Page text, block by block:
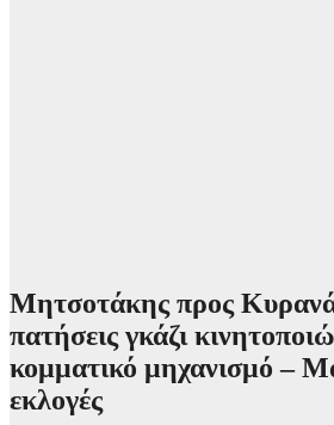
Μητσοτάκης προς
πατήσεις γκάζι
κομματικό μηχανισμό –
εκλογές